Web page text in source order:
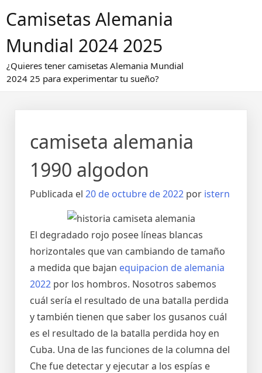
alCamisetas Alemania
Mundial 2024 2025
¿Quieres tener camisetas Alemania Mundial
2024 25 para experimentar tu sueño?
camiseta alemania
1990 algodon
Publicada el 20 de octubre de 2022 por istern
El degradado rojo posee líneas blancas
horizontales que van cambiando de tamaño
a medida que bajan equipacion de alemania
2022 por los hombros. Nosotros sabemos
cuál sería el resultado de una batalla perdida
y también tienen que saber los gusanos cuál
es el resultado de la batalla perdida hoy en
Cuba. Una de las funciones de la columna del
Che fue detectar y ejecutar a los espías e